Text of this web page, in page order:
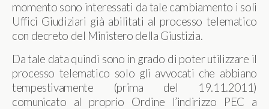
momento sono interessati da tale cambiamento i soli
Uffici Giudiziari già abilitati al processo telematico
con decreto del Ministero della Giustizia.
Da tale data quindi sono in grado di poter utilizzare il
processo telematico solo gli avvocati che abbiano
tempestivamente (prima del 19.11.2011)
comunicato al proprio Ordine l’indirizzo PEC a